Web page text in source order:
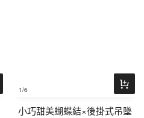
1/6
小巧甜美蝴蝶結×後掛式吊墜